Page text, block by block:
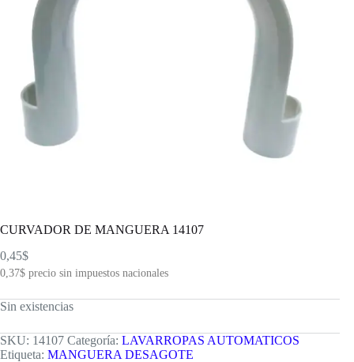
CURVADOR DE MANGUERA 14107
0,45$
0,37$ precio sin impuestos nacionales
Sin existencias
SKU: 14107 Categoría: LAVARROPAS AUTOMATICOS
Etiqueta: MANGUERA DESAGOTE